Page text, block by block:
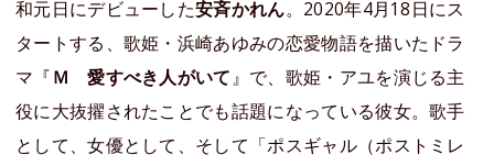
和元日にデビューした安斉かれん。2020年4月18日にス
タートする、歌姫・浜崎あゆみの恋愛物語を描いたドラ
マ『Ｍ 愛すべき人がいて』で、歌姫・アユを演じる主
役に大抜擢されたことでも話題になっている彼女。歌手
として、女優として、そして「ポスギャル（ポストミレ